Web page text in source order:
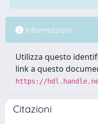
Informazioni
Utilizza questo
link a questo
https://
Citazioni